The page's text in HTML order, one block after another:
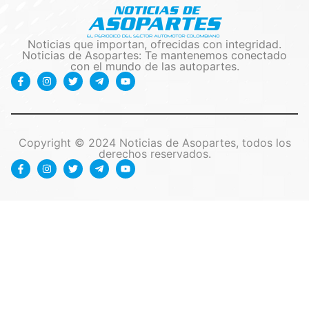
Noticias que importan, ofrecidas con integridad.
Noticias de Asopartes: Te mantenemos conectado
con el mundo de las autopartes.
Copyright © 2024 Noticias de Asopartes, todos los
derechos reservados.